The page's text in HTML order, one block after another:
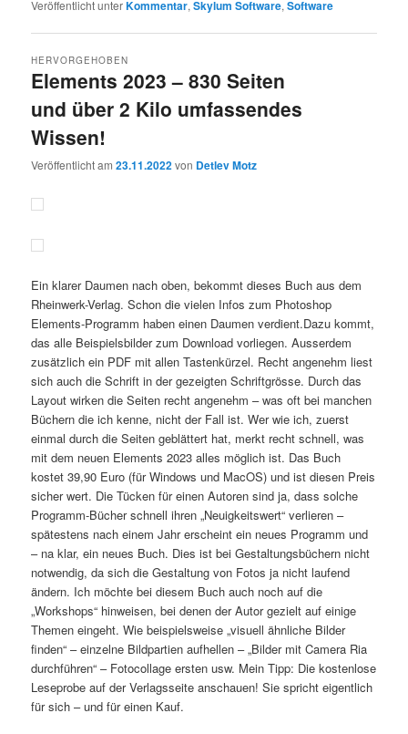
Veröffentlicht unterKommentar,Skylum Software,Software
Elements 2023 – 830 Seiten
und über 2 Kilo umfassendes
Wissen!
HERVORGEHOBEN
Veröffentlicht am23.11.2022von Detlev Motz
Ein klarer Daumen nach oben, bekommt dieses Buch aus dem
Rheinwerk-Verlag. Schon die vielen Infos zum Photoshop
Elements-Programm haben einen Daumen verdient.Dazu kommt,
das alle Beispielsbilder zum Download vorliegen. Ausserdem
zusätzlich ein PDF mit allen Tastenkürzel. Recht angenehm liest
sich auch die Schrift in der gezeigten Schriftgrösse. Durch das
Layout wirken die Seiten recht angenehm – was oft bei manchen
Büchern die ich kenne, nicht der Fall ist. Wer wie ich, zuerst
einmal durch die Seiten geblättert hat, merkt recht schnell, was
mit dem neuen Elements 2023 alles möglich ist. Das Buch
kostet 39,90 Euro (für Windows und MacOS) und ist diesen Preis
sicher wert. Die Tücken für einen Autoren sind ja, dass solche
Programm-Bücher schnell ihren „Neuigkeitswert“ verlieren –
spätestens nach einem Jahr erscheint ein neues Programm und
– na klar, ein neues Buch. Dies ist bei Gestaltungsbüchern nicht
notwendig, da sich die Gestaltung von Fotos ja nicht laufend
ändern. Ich möchte bei diesem Buch auch noch auf die
„Workshops“ hinweisen, bei denen der Autor gezielt auf einige
Themen eingeht. Wie beispielsweise „visuell ähnliche Bilder
finden“ – einzelne Bildpartien aufhellen – „Bilder mit Camera Ria
durchführen“ – Fotocollage ersten usw. Mein Tipp: Die kostenlose
Leseprobe auf der Verlagsseite anschauen! Sie spricht eigentlich
für sich – und für einen Kauf.